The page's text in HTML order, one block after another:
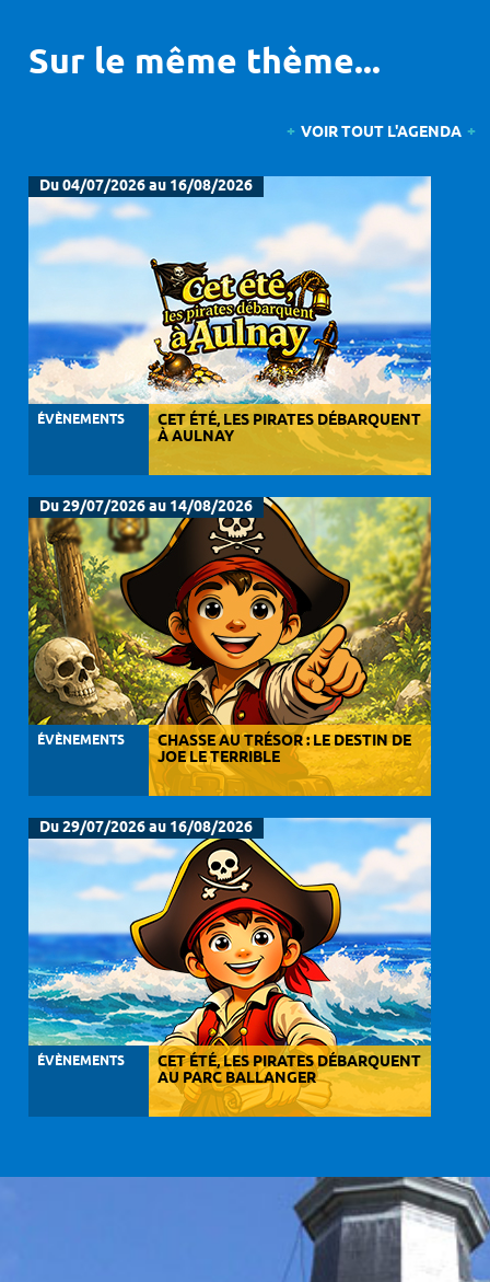
Sur le même thème...
VOIR TOUT L'AGENDA
Du 04/07/2026 au 16/08/2026
ÉVÈNEMENTS CET ÉTÉ, LES PIRATES DÉBARQUENT
À AULNAY
Du 29/07/2026 au 14/08/2026
ÉVÈNEMENTS CHASSE AU TRÉSOR : LE DESTIN DE
JOE LE TERRIBLE
Du 29/07/2026 au 16/08/2026
ÉVÈNEMENTS CET ÉTÉ, LES PIRATES DÉBARQUENT
AU PARC BALLANGER